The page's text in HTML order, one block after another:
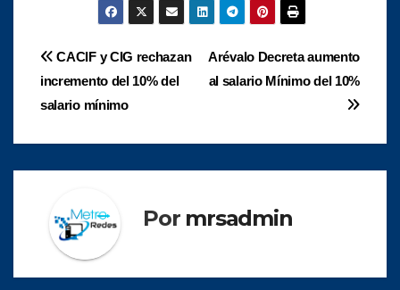
Navegación
de
entradas
Arévalo Decreta aumento
al salario Mínimo del 10%
CACIF y CIG rechazan
incremento del 10% del
salario mínimo
Por mrsadmin